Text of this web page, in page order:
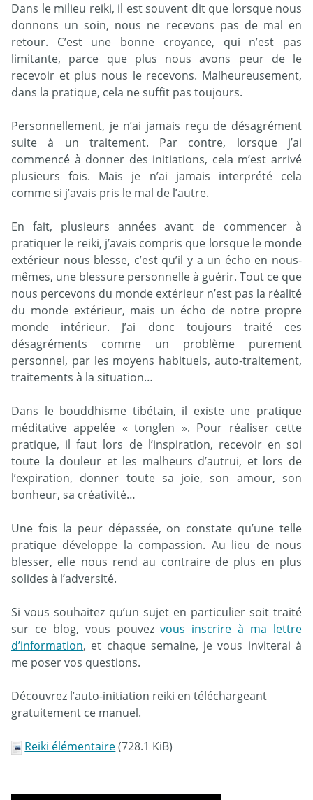
Dans le milieu reiki, il est souvent dit que lorsque nous
donnons un soin, nous ne recevons pas de mal en
retour. C’est une bonne croyance, qui n’est pas
limitante, parce que plus nous avons peur de le
recevoir et plus nous le recevons. Malheureusement,
dans la pratique, cela ne suffit pas toujours.
Personnellement, je n’ai jamais reçu de désagrément
suite à un traitement. Par contre, lorsque j’ai
commencé à donner des initiations, cela m’est arrivé
plusieurs fois. Mais je n’ai jamais interprété cela
comme si j’avais pris le mal de l’autre.
En fait, plusieurs années avant de commencer à
pratiquer le reiki, j’avais compris que lorsque le monde
extérieur nous blesse, c’est qu’il y a un écho en nous-
mêmes, une blessure personnelle à guérir. Tout ce que
nous percevons du monde extérieur n’est pas la réalité
du monde extérieur, mais un écho de notre propre
monde intérieur. J’ai donc toujours traité ces
désagréments comme un problème purement
personnel, par les moyens habituels, auto-traitement,
traitements à la situation…
Dans le bouddhisme tibétain, il existe une pratique
méditative appelée « tonglen ». Pour réaliser cette
pratique, il faut lors de l’inspiration, recevoir en soi
toute la douleur et les malheurs d’autrui, et lors de
l’expiration, donner toute sa joie, son amour, son
bonheur, sa créativité…
Une fois la peur dépassée, on constate qu’une telle
pratique développe la compassion. Au lieu de nous
blesser, elle nous rend au contraire de plus en plus
solides à l’adversité.
Si vous souhaitez qu’un sujet en particulier soit traité
sur ce blog, vous pouvezvous inscrire à ma lettre
d’information, et chaque semaine, je vous inviterai à
me poser vos questions.
Découvrez l’auto-initiation reiki en téléchargeant
gratuitement ce manuel.
Reiki élémentaire(728.1 KiB)